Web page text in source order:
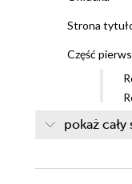
Strona
Część
pokaż cały